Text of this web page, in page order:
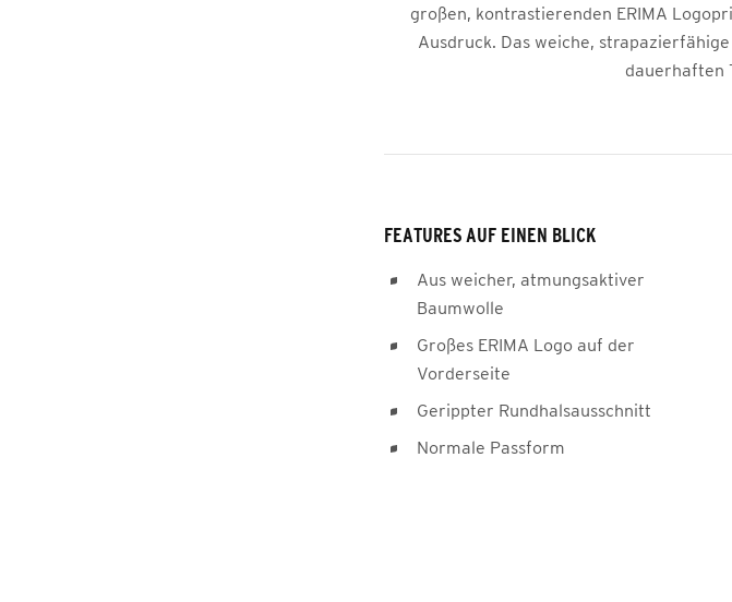
großen, kontrastierenden ERIMA
Ausdruck. Das weiche,
dauerhaften
FEATURES AUF EINEN BLICK
Aus weicher, atmungsaktiver
Baumwolle
Großes ERIMA Logo auf der
Vorderseite
Gerippter Rundhalsausschnitt
Normale Passform